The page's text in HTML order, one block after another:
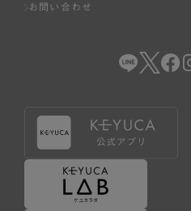
お問い合わせ